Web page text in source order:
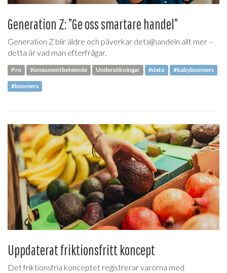
Generation Z: ”Ge oss smartare handel”
Generation Z blir äldre och påverkar detaljhandeln allt mer –
detta är vad man efterfrågar.
Pro Konsumentbeteende Undersökningar #data #babyboomers
#boomers
Uppdaterat friktionsfritt koncept
Det friktionsfria konceptet registrerar varorna med